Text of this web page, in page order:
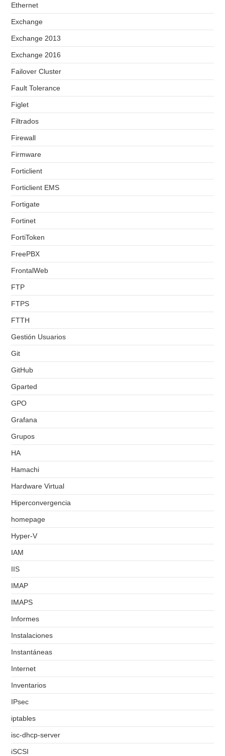
Ethernet
Exchange
Exchange 2013
Exchange 2016
Failover Cluster
Fault Tolerance
Figlet
Filtrados
Firewall
Firmware
Forticlient
Forticlient EMS
Fortigate
Fortinet
FortiToken
FreePBX
FrontalWeb
FTP
FTPS
FTTH
Gestión Usuarios
Git
GitHub
Gparted
GPO
Grafana
Grupos
HA
Hamachi
Hardware Virtual
Hiperconvergencia
homepage
Hyper-V
IAM
IIS
IMAP
IMAPS
Informes
Instalaciones
Instantáneas
Internet
Inventarios
IPsec
iptables
isc-dhcp-server
iSCSI